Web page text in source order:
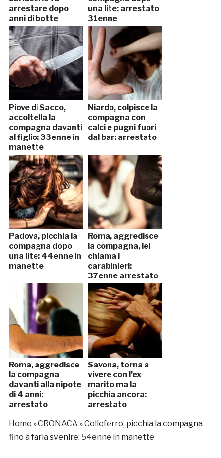
arrestare dopo
anni di botte
una lite: arrestato
31enne
Piove di Sacco,
accoltella la
compagna davanti
al figlio: 33enne in
manette
Niardo, colpisce la
compagna con
calci e pugni fuori
dal bar: arrestato
Padova, picchia la
compagna dopo
una lite: 44enne in
manette
Roma, aggredisce
la compagna, lei
chiama i
carabinieri:
37enne arrestato
Roma, aggredisce
la compagna
davanti alla nipote
di 4 anni:
arrestato
Savona, torna a
vivere con l’ex
marito ma la
picchia ancora:
arrestato
Home »CRONACA »Colleferro, picchia la compagna
fino a farla svenire: 54enne in manette